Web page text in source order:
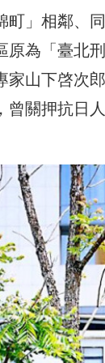
町」相鄰、
原為「臺北
家山下啓次
曾關押抗日